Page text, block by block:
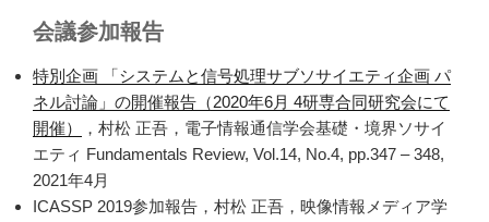
会議参加報告
特別企画 「システムと信号処理サブソサイエティ企画 パ
ネル討論」の開催報告（2020年6月 4研専合同研究会にて
開催）
，村松 正吾，電子情報通信学会基礎・境界ソサイ
エティ Fundamentals Review, Vol.14, No.4, pp.347 – 348,
2021年4月
ICASSP 2019参加報告，村松 正吾，映像情報メディア学